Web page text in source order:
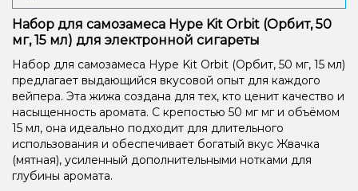
Набор для самозамеса Hype Kit Orbit (Орбит, 50
мг, 15 мл) для электронной сигареты
Набор для самозамеса Hype Kit Orbit (Орбит, 50 мг, 15 мл)
предлагает выдающийся вкусовой опыт для каждого
вейпера. Эта жижа создана для тех, кто ценит качество и
насыщенность аромата. С крепостью 50 мг мг и объёмом
15 мл, она идеально подходит для длительного
использования и обеспечивает богатый вкус Жвачка
(мятная), усиленный дополнительными нотками для
глубины аромата.